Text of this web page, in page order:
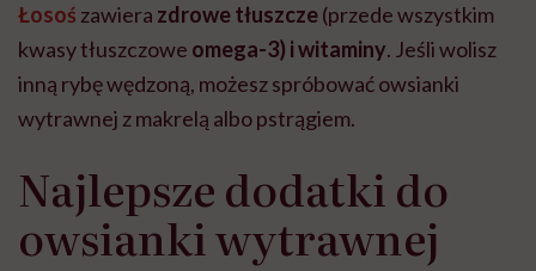
Łosoś zawiera zdrowe tłuszcze(przede wszystkim
kwasy tłuszczowe omega-3) i witaminy. Jeśli wolisz
inną rybę wędzoną, możesz spróbować owsianki
wytrawnej z makrelą albo pstrągiem.
Najlepsze dodatki do
owsianki wytrawnej